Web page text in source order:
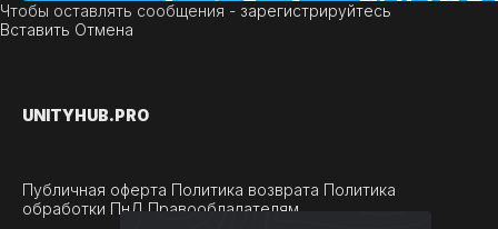
Чтобы оставлять сообщения - зарегистрируйтесь
Вставить Отмена
UNITYHUB.PRO
Публичная оферта Политика возврата Политика
обработки ПнД Правообладателям